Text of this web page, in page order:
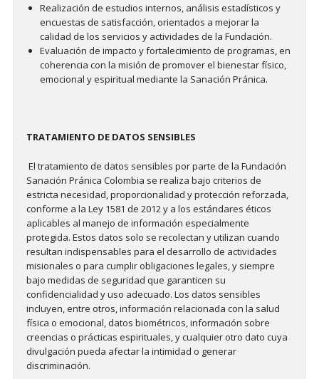
Realización de estudios internos, análisis estadísticos y
encuestas de satisfacción, orientados a mejorar la
calidad de los servicios y actividades de la Fundación.
Evaluación de impacto y fortalecimiento de programas, en
coherencia con la misión de promover el bienestar físico,
emocional y espiritual mediante la Sanación Pránica.
TRATAMIENTO DE DATOS SENSIBLES
El tratamiento de datos sensibles por parte de la Fundación
Sanación Pránica Colombia se realiza bajo criterios de
estricta necesidad, proporcionalidad y protección reforzada,
conforme a la Ley 1581 de 2012 y a los estándares éticos
aplicables al manejo de información especialmente
protegida. Estos datos solo se recolectan y utilizan cuando
resultan indispensables para el desarrollo de actividades
misionales o para cumplir obligaciones legales, y siempre
bajo medidas de seguridad que garanticen su
confidencialidad y uso adecuado. Los datos sensibles
incluyen, entre otros, información relacionada con la salud
física o emocional, datos biométricos, información sobre
creencias o prácticas espirituales, y cualquier otro dato cuya
divulgación pueda afectar la intimidad o generar
discriminación.